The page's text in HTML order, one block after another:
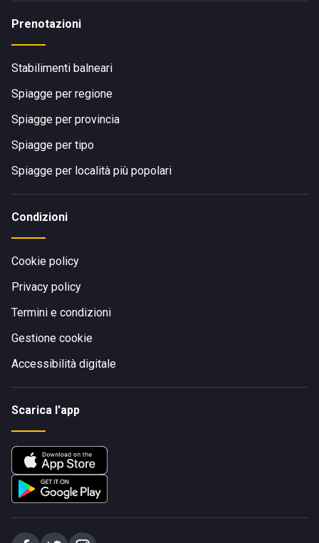
Prenotazioni
Stabilimenti balneari
Spiagge per regione
Spiagge per provincia
Spiagge per tipo
Spiagge per località più popolari
Condizioni
Cookie policy
Privacy policy
Termini e condizioni
Gestione cookie
Accessibilità digitale
Scarica l'app